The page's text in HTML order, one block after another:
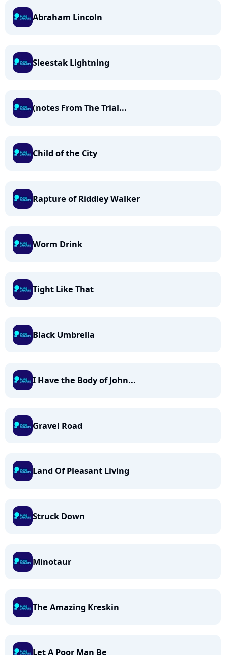
Abraham Lincoln
Sleestak Lightning
(notes From The Trial...
Child of the City
Rapture of Riddley Walker
Worm Drink
Tight Like That
Black Umbrella
I Have the Body of John...
Gravel Road
Land Of Pleasant Living
Struck Down
Minotaur
The Amazing Kreskin
Let A Poor Man Be